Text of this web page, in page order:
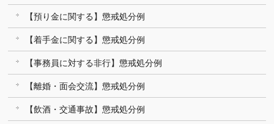
【預り金に関する】懲戒処分例
【着手金に関する】懲戒処分例
【事務員に対する非行】懲戒処分例
【離婚・面会交流】懲戒処分例
【飲酒・交通事故】懲戒処分例